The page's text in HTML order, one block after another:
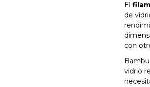
El
de
con
vidrio